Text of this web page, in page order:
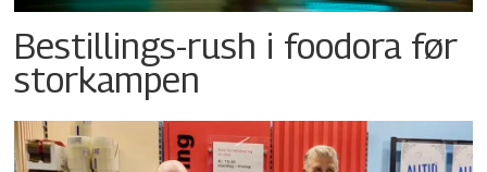
Bestillings-rush i foodora før
storkampen